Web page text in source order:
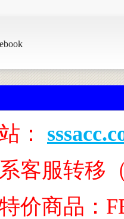
：
客服转移
价商品：